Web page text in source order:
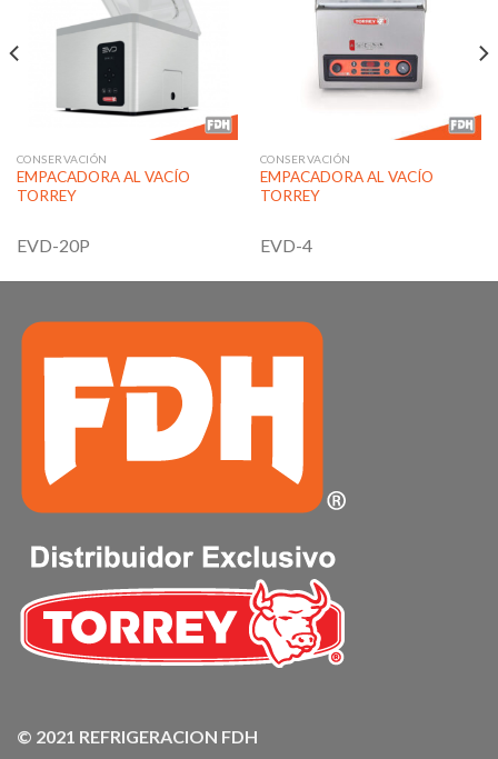
Añadir
a la
lista de
CONSERVACIÓN
EMPACADORA AL VACÍO
TORREY
EVD-20P
CONSERVACIÓN
EMPACADORA AL VACÍO
TORREY
EVD-4
© 2021 REFRIGERACION FDH